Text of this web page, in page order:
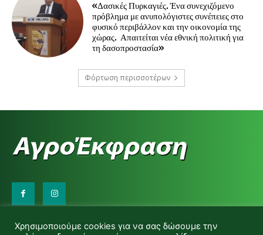
«Δασικές Πυρκαγιές. Ένα συνεχιζόμενο
πρόβλημα με ανυπολόγιστες συνέπειες στο
φυσικό περιβάλλον και την οικονομία της
χώρας. Απαιτείται νέα εθνική πολιτική για
τη δασοπροστασία»
Φόρτωση περισσοτέρων
d.makas@yahoo.gr
Χρησιμοποιούμε cookies για να σας δώσουμε την